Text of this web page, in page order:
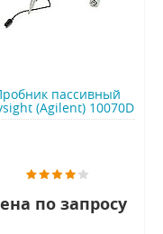
пассивный
(Agilent) 10070D
по запросу